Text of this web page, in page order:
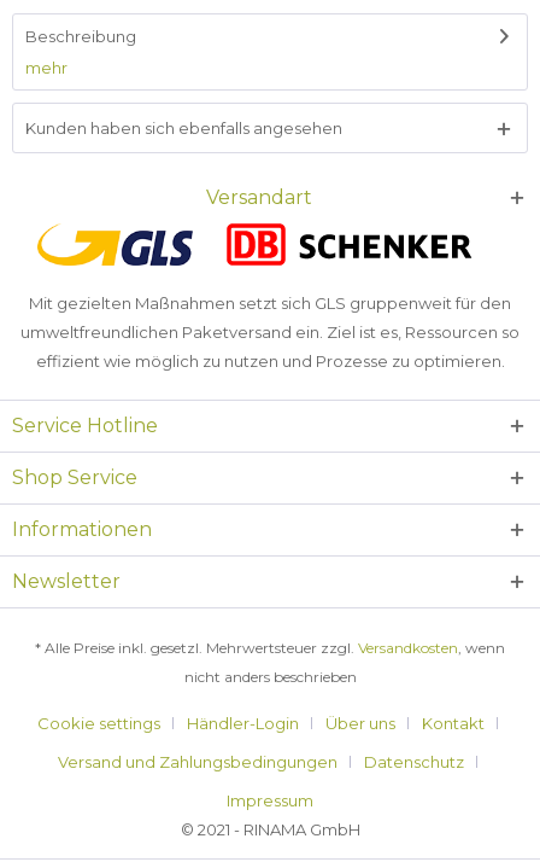
Beschreibung
mehr
Kunden haben sich ebenfalls angesehen
Versandart
Mit gezielten Maßnahmen setzt sich GLS gruppenweit für den
umweltfreundlichen Paketversand ein. Ziel ist es, Ressourcen so
effizient wie möglich zu nutzen und Prozesse zu optimieren.
Service Hotline
Shop Service
Informationen
Newsletter
* Alle Preise inkl. gesetzl. Mehrwertsteuer zzgl. Versandkosten, wenn
nicht anders beschrieben
Cookie settings Händler-Login Über uns
Kontakt
Versand und Zahlungsbedingungen
Datenschutz
Impressum
© 2021 - RINAMA GmbH